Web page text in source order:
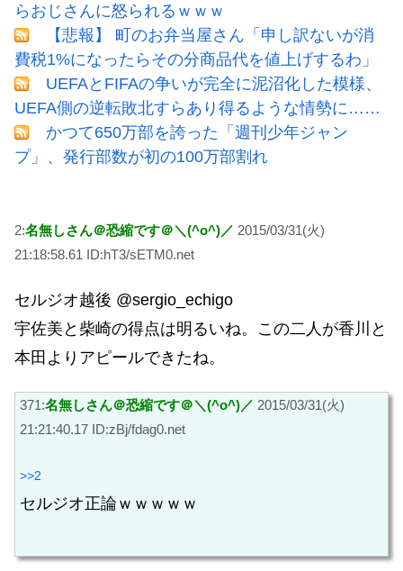
らおじさんに怒られるｗｗｗ
【悲報】 町のお弁当屋さん「申し訳ないが消
費税1%になったらその分商品代を値上げするわ」
UEFAとFIFAの争いが完全に泥沼化した模様、
UEFA側の逆転敗北すらあり得るような情勢に……
かつて650万部を誇った「週刊少年ジャン
プ」、発行部数が初の100万部割れ
2:名無しさん＠恐縮です＠＼(^o^)／ 2015/03/31(火)
21:18:58.61 ID:hT3/sETM0.net
セルジオ越後 @sergio_echigo
宇佐美と柴崎の得点は明るいね。この二人が香川と
本田よりアピールできたね。
371:名無しさん＠恐縮です＠＼(^o^)／ 2015/03/31(火)
21:21:40.17 ID:zBj/fdag0.net
>>2
セルジオ正論ｗｗｗｗｗ